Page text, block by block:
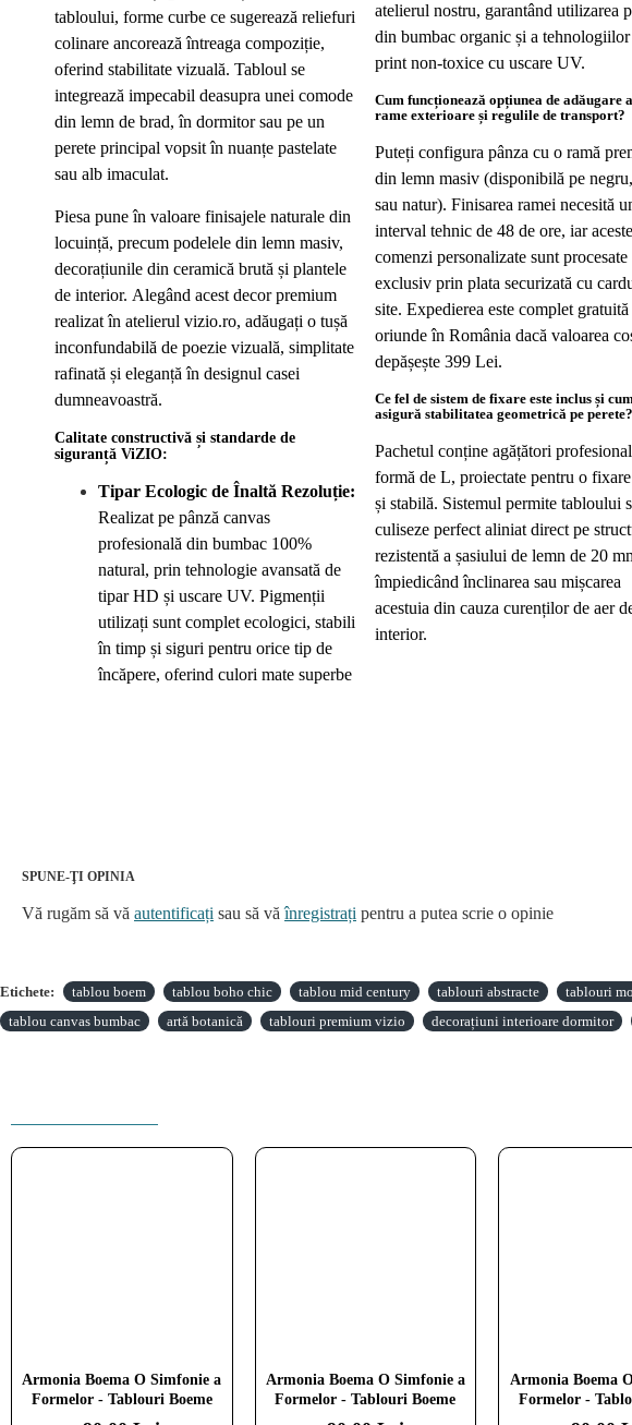
tabloului, forme curbe ce sugerează reliefuri
colinare ancorează întreaga compoziție,
oferind stabilitate vizuală. Tabloul se
integrează impecabil deasupra unei comode
din lemn de brad, în dormitor sau pe un
perete principal vopsit în nuanțe pastelate
sau alb imaculat.
Piesa pune în valoare finisajele naturale din
locuință, precum podelele din lemn masiv,
decorațiunile din ceramică brută și plantele
de interior. Alegând acest decor premium
realizat în atelierul vizio.ro, adăugați o tușă
inconfundabilă de poezie vizuală, simplitate
rafinată și eleganță în designul casei
dumneavoastră.
Calitate constructivă și standarde de
siguranță ViZIO:
Tipar Ecologic de Înaltă Rezoluție:
Realizat pe pânză canvas
profesională din bumbac 100%
natural, prin tehnologie avansată de
tipar HD și uscare UV. Pigmenții
utilizați sunt complet ecologici, stabili
în timp și siguri pentru orice tip de
încăpere, oferind culori mate superbe
atelierul nostru, garantând utilizarea
din bumbac organic și a tehnologiilor
print non-toxice cu uscare UV.
Cum funcționează opțiunea de adăugare
rame exterioare și regulile de transport?
Puteți configura pânza cu o ramă
din lemn masiv (disponibilă pe
sau natur). Finisarea ramei necesită
interval tehnic de 48 de ore, iar aceste
comenzi personalizate sunt procesate
exclusiv prin plata securizată cu
site. Expedierea este complet gratuită
oriunde în România dacă valoarea
depășește 399 Lei.
Ce fel de sistem de fixare este inclus și
asigură stabilitatea geometrică pe perete?
Pachetul conține agățători
formă de L, proiectate pentru o
și stabilă. Sistemul permite tabloului
culiseze perfect aliniat direct pe
rezistentă a șasiului de lemn de 20
împiedicând înclinarea sau mișcarea
acestuia din cauza curenților de aer
interior.
SPUNE-ŢI OPINIA
Vă rugăm să vă autentificați sau să văînregistrați pentru a putea scrie o opinie
Etichete: tablou boem tablou boho chic tablou mid century tablouri abstracte tablouri
tablou canvas bumbac
artă botanică tablouri premium vizio decorațiuni interioare dormitor
Armonia Boema O Simfonie a
Formelor - Tablouri Boeme
Armonia Boema O Simfonie a
Formelor - Tablouri Boeme
Armonia Boema
Formelor -